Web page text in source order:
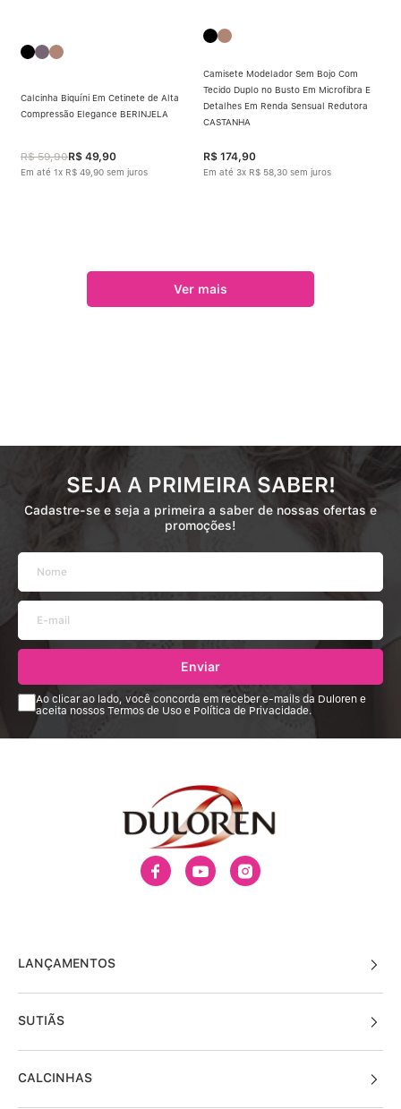
Calcinha Biquíni Em Cetinete de Alta
Compressão Elegance BERINJELA
R$ 59,90R$ 49,90
Em até 1x R$ 49 90 sem juros
Camisete Modelador Sem Bojo Com
Tecido Duplo no Busto Em Microfibra E
Detalhes Em Renda Sensual Redutora
CASTANHA
R$ 174,90
Em até 3x R$ 58 30 sem juros
SEJA A PRIMEIRA SABER!
Cadastre-se e seja a primeira a saber de nossas ofertas e
promoções!
Enviar
Ao clicar ao lado, você concorda em receber e-mails da Duloren e
aceita nossos Termos de Uso e Política de Privacidade.
LANÇAMENTOS
SUTIÃS
CALCINHAS